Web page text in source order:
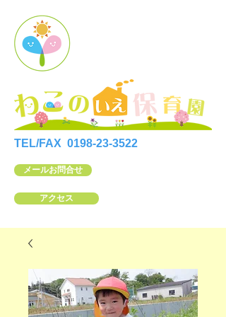
TEL/FAX 0198-23-3522
メールお問合せ
アクセス